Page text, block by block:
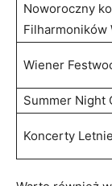
Noworoczny
Filharmoników
Wiener
Summer Night
Koncerty